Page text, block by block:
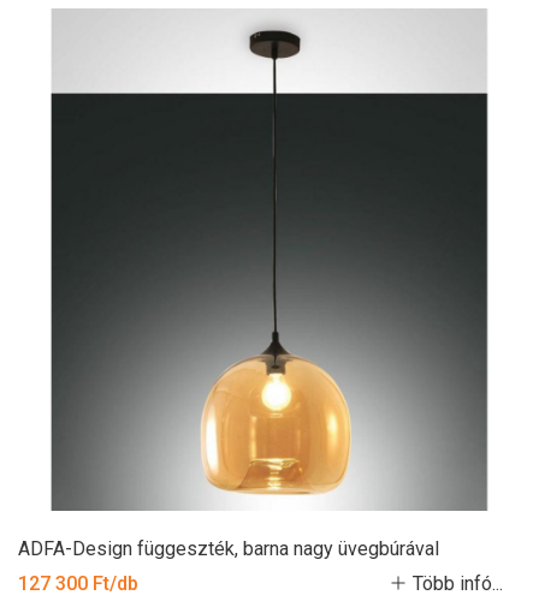
ADFA-Design függeszték, barna nagy üvegbúrával
127 300 Ft/db
Több infó...